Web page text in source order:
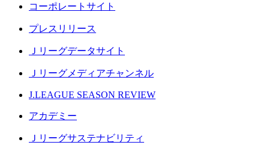
コーポレートサイト
プレスリリース
Ｊリーグデータサイト
Ｊリーグメディアチャンネル
J.LEAGUE SEASON REVIEW
アカデミー
Ｊリーグサステナビリティ